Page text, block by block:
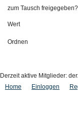
zum Tausch freigegeben?
Wert
Ordnen
Derzeit aktive Mitglieder:
Home
Einloggen